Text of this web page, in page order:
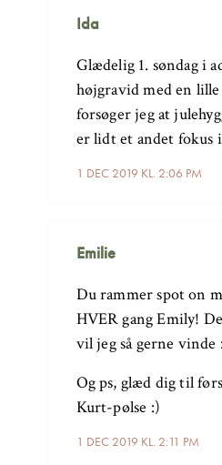
Ida
1 DEC 2019 KL. 2:06 PM
Glædelig 1. søndag i
højgravid med en
forsøger jeg at
er lidt et andet fokus
Emilie
1 DEC 2019 KL. 2:11 PM
Du rammer spot on
HVER gang Emily!
vil jeg så gerne vinde
Og ps, glæd dig til
Kurt-pølse :)